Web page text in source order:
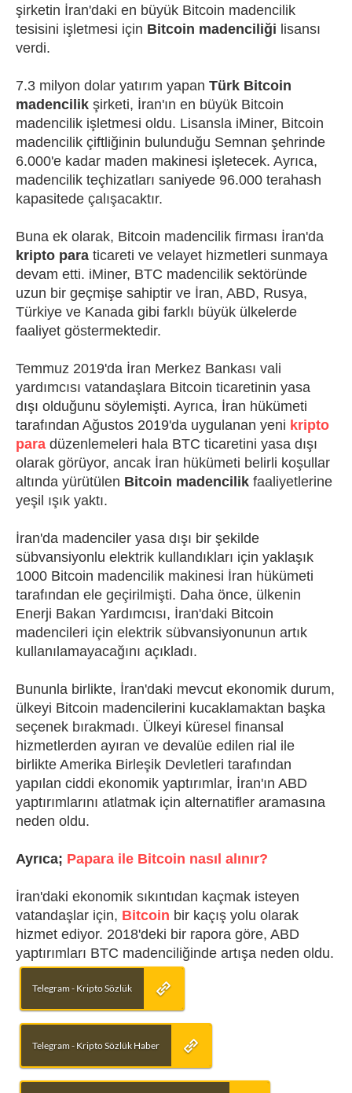
şirketin İran'daki en büyük Bitcoin madencilik
tesisini işletmesi için Bitcoin madenciliği lisansı
verdi.
7.3 milyon dolar yatırım yapan Türk Bitcoin
madencilik şirketi, İran'ın en büyük Bitcoin
madencilik işletmesi oldu. Lisansla iMiner, Bitcoin
madencilik çiftliğinin bulunduğu Semnan şehrinde
6.000'e kadar maden makinesi işletecek. Ayrıca,
madencilik teçhizatları saniyede 96.000 terahash
kapasitede çalışacaktır.
Buna ek olarak, Bitcoin madencilik firması İran'da
kripto para ticareti ve velayet hizmetleri sunmaya
devam etti. iMiner, BTC madencilik sektöründe
uzun bir geçmişe sahiptir ve İran, ABD, Rusya,
Türkiye ve Kanada gibi farklı büyük ülkelerde
faaliyet göstermektedir.
Temmuz 2019'da İran Merkez Bankası vali
yardımcısı vatandaşlara Bitcoin ticaretinin yasa
dışı olduğunu söylemişti. Ayrıca, İran hükümeti
tarafından Ağustos 2019'da uygulanan yeni kripto
para düzenlemeleri hala BTC ticaretini yasa dışı
olarak görüyor, ancak İran hükümeti belirli koşullar
altında yürütülen Bitcoin madencilik faaliyetlerine
yeşil ışık yaktı.
İran'da madenciler yasa dışı bir şekilde
sübvansiyonlu elektrik kullandıkları için yaklaşık
1000 Bitcoin madencilik makinesi İran hükümeti
tarafından ele geçirilmişti. Daha önce, ülkenin
Enerji Bakan Yardımcısı, İran'daki Bitcoin
madencileri için elektrik sübvansiyonunun artık
kullanılamayacağını açıkladı.
Bununla birlikte, İran'daki mevcut ekonomik durum,
ülkeyi Bitcoin madencilerini kucaklamaktan başka
seçenek bırakmadı. Ülkeyi küresel finansal
hizmetlerden ayıran ve devalüe edilen rial ile
birlikte Amerika Birleşik Devletleri tarafından
yapılan ciddi ekonomik yaptırımlar, İran'ın ABD
yaptırımlarını atlatmak için alternatifler aramasına
neden oldu.
Ayrıca; Papara ile Bitcoin nasıl alınır?
İran'daki ekonomik sıkıntıdan kaçmak isteyen
vatandaşlar için, Bitcoin bir kaçış yolu olarak
hizmet ediyor. 2018'deki bir rapora göre, ABD
yaptırımları BTC madenciliğinde artışa neden oldu.
Telegram - Kripto Sözlük
Telegram - Kripto Sözlük Haber